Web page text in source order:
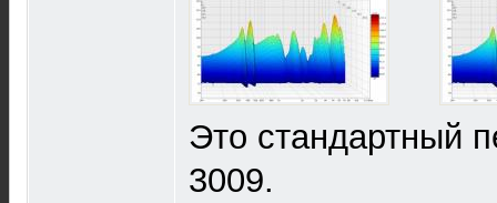
Это стандартный
3009.